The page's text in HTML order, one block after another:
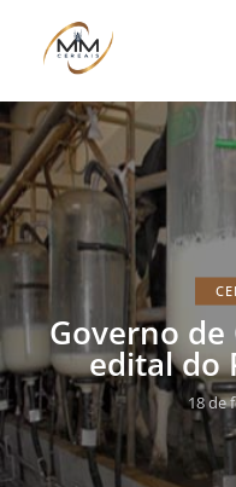
Governo
edital do
18 de